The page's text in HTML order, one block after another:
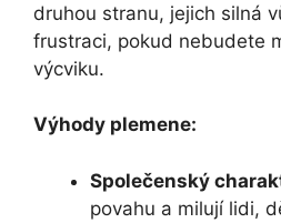
druhou stranu, jejich silná
frustraci, pokud nebudete
výcviku.
Výhody plemene:
Společenský
povahu a milují lidi,